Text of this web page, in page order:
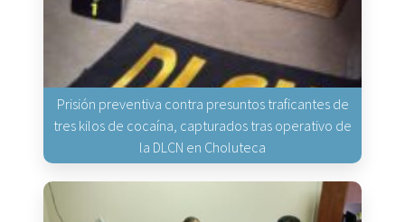
Prisión preventiva contra presuntos traficantes de
tres kilos de cocaína, capturados tras operativo de
la DLCN en Choluteca